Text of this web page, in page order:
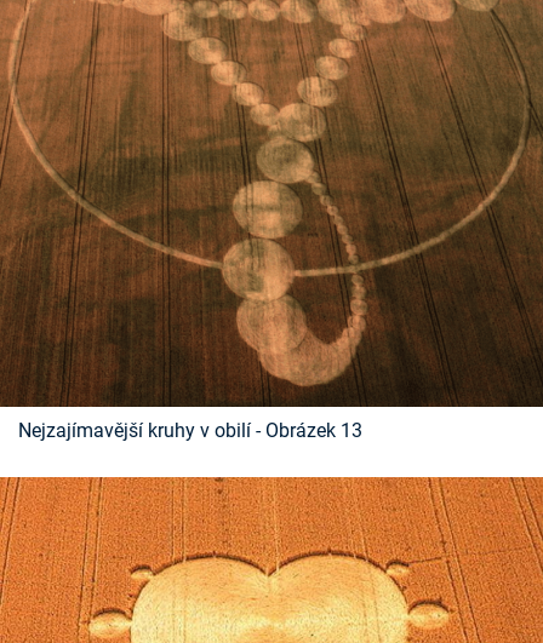
Nejzajímavější kruhy v obilí - Obrázek 13